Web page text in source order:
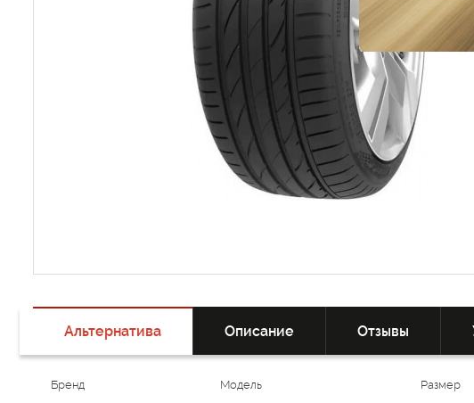
Альтернатива Описание Отзывы
Бренд Модель Размер